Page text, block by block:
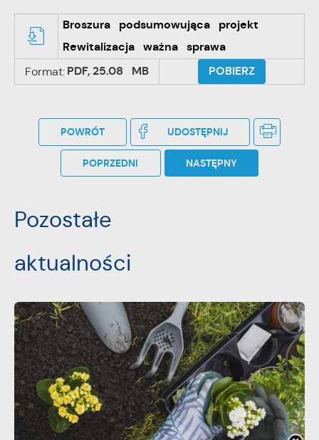
Broszura podsumowująca projekt
Rewitalizacja ważna sprawa
Format: PDF, 25.08 MB POBIERZ
POWRÓT UDOSTĘPNIJ
POPRZEDNI NASTĘPNY
Pozostałe
aktualności